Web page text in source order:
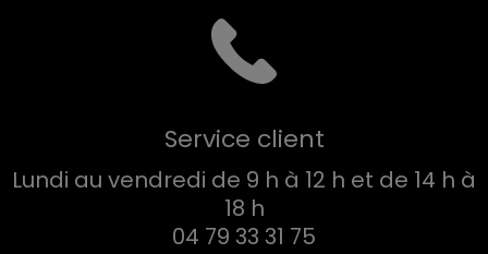
Service client
Lundi au vendredi de 9 h à 12 h et de 14 h à
18 h
04 79 33 31 75